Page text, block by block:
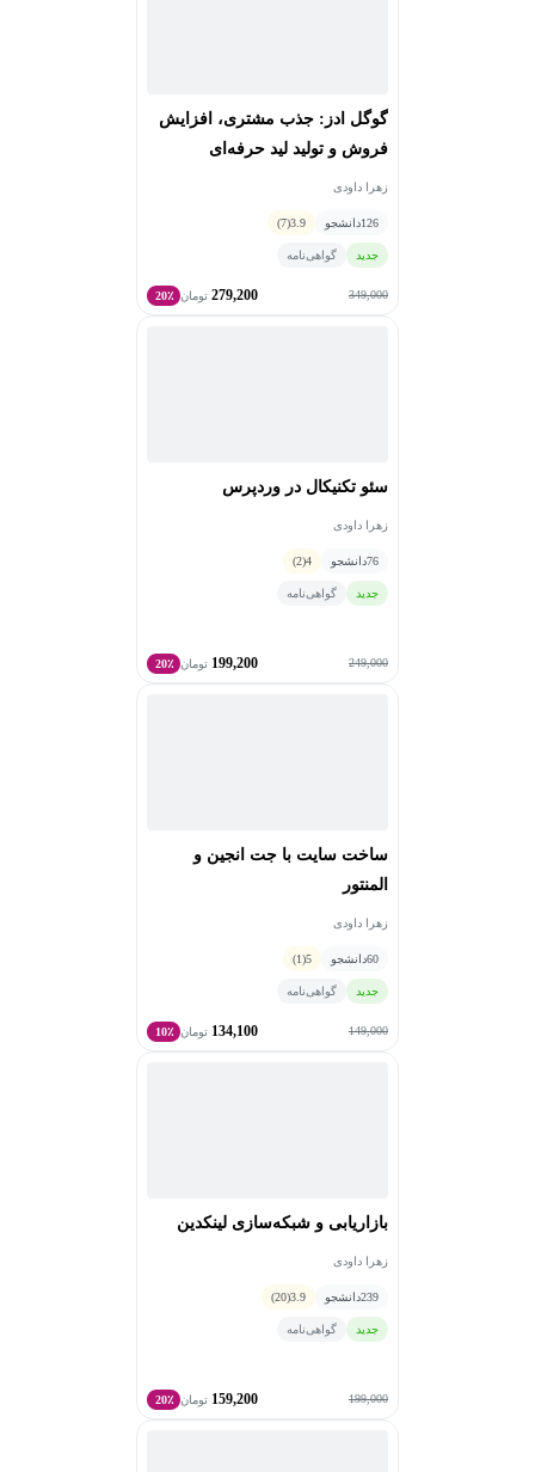
گوگل ادز: جذب مشتری، افزایش
فروش و تولید لید حرفه‌ای
زهرا داودی
126دانشجو 3.9
(7)
جدید گواهی‌نامه
349,000
279,200 تومان 20٪
سئو تکنیکال در وردپرس
زهرا داودی
76دانشجو 4
(2)
جدید گواهی‌نامه
249,000
199,200 تومان 20٪
ساخت سایت با جت انجین و
المنتور
زهرا داودی
60دانشجو 5
(1)
جدید گواهی‌نامه
149,000
134,100 تومان 10٪
بازاریابی و شبکه‌سازی لینکدین
زهرا داودی
239دانشجو 3.9
(20)
جدید گواهی‌نامه
199,000
159,200 تومان 20٪